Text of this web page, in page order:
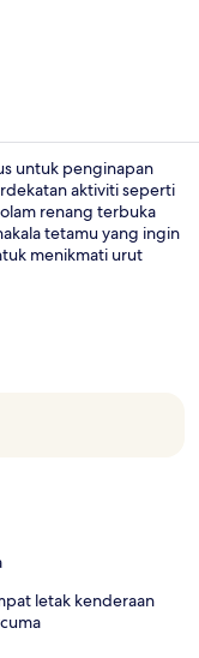
untuk penginapan
aktiviti seperti
renang terbuka
tetamu yang ingin
menikmati urut
pantai dan
malam. Sorotan
2 bar/ruang istirahat,
yang suka
mendapat pujian
letak kenderaan